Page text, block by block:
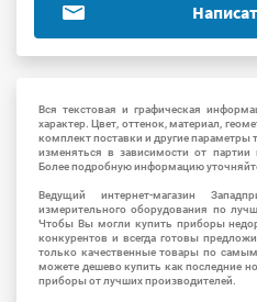
Вся текстовая и графическая
характер. Цвет, оттенок, материал,
комплект поставки и другие параметры
изменяться в зависимости от партии
Более подробную информацию
Ведущий интернет-магазин
измерительного оборудования по
Чтобы Вы могли купить приборы
конкурентов и всегда готовы
только качественные товары по
можете дешево купить как последние
приборы от лучших производителей.